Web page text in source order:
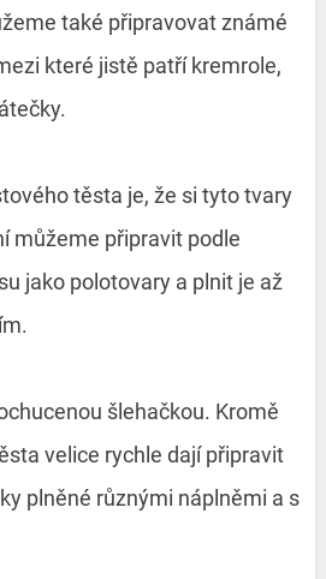
také připravovat známé
které jistě patří kremrole,
těsta je, že si tyto tvary
můžeme připravit podle
jako polotovary a plnit je až
šlehačkou. Kromě
velice rychle dají připravit
plněné různými náplněmi a s